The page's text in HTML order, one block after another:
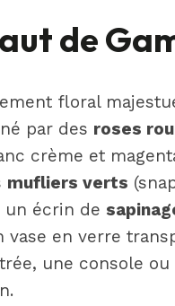
de
floral
par des roses
crème et
mufliers verts
un écrin de
en verre
une console